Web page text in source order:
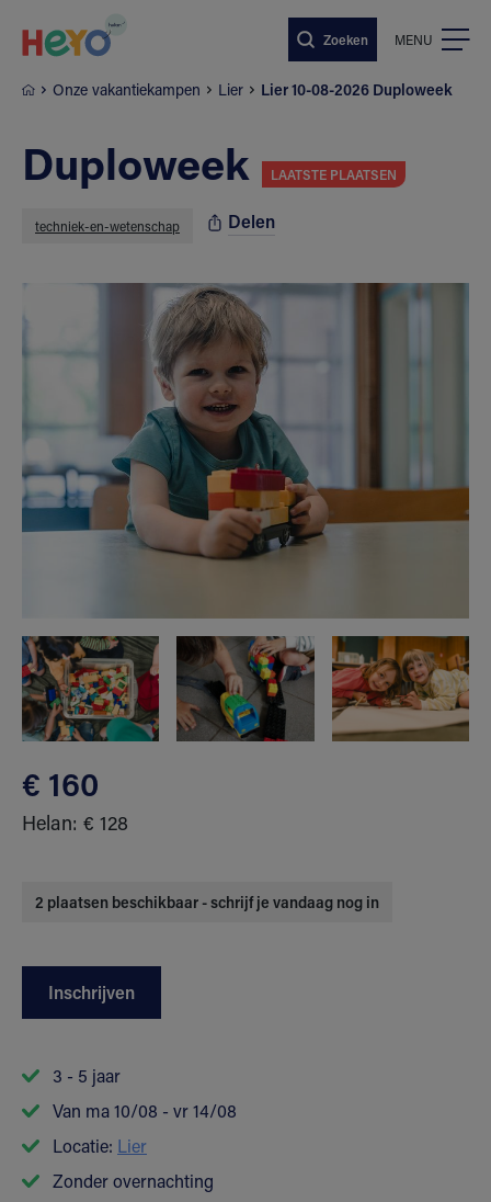
Zoeken MENU
Onze vakantiekampen Lier Lier 10-08-2026 Duploweek
Duploweek LAATSTE PLAATSEN
techniek-en-wetenschap Delen
€ 160
Helan: € 128
2 plaatsen beschikbaar - schrijf je vandaag nog in
Inschrijven
3 - 5 jaar
Van ma 10/08 - vr 14/08
Locatie: Lier
Zonder overnachting